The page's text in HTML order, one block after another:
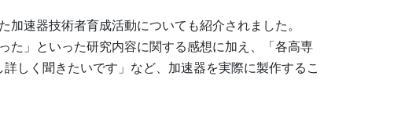
速器技術者育成活動についても紹介されました。
た」といった研究内容に関する感想に加え、「各高専
しく聞きたいです」など、加速器を実際に製作するこ